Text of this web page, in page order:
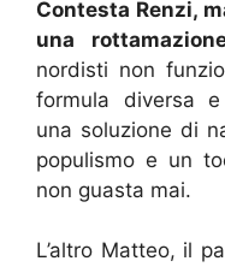
Contesta Renzi,
una
nordisti non
formula diversa e
una soluzione di
populismo e un
non guasta mai.
L’altro Matteo, il